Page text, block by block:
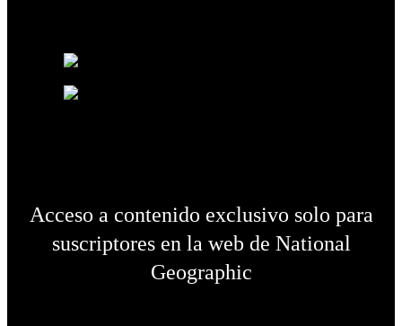
Acceso a contenido exclusivo solo para
suscriptores en la web de National
Geographic